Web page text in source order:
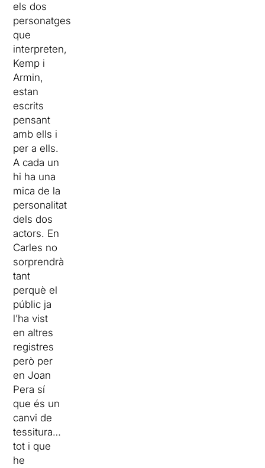
els dos
personatges
que
interpreten,
Kemp i
Armin,
estan
escrits
pensant
amb ells i
per a ells.
A cada un
hi ha una
mica de la
personalitat
dels dos
actors. En
Carles no
sorprendrà
tant
perquè el
públic ja
l’ha vist
en altres
registres
però per
en Joan
Pera sí
que és un
canvi de
tessitura…
tot i que
he